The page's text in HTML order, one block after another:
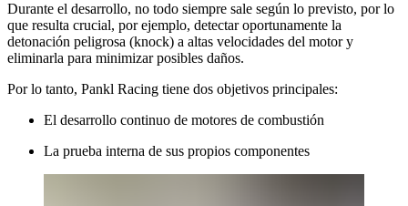
Durante el desarrollo, no todo siempre sale según lo previsto, por lo
que resulta crucial, por ejemplo, detectar oportunamente la
detonación peligrosa (knock) a altas velocidades del motor y
eliminarla para minimizar posibles daños.
Por lo tanto, Pankl Racing tiene dos objetivos principales:
El desarrollo continuo de motores de combustión
La prueba interna de sus propios componentes